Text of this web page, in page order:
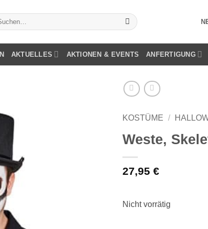
AKTUELLES AKTIONEN & EVENTS ANFERTIGUNG
KOSTÜME /
Weste,
27,95 €
Nicht vorrätig